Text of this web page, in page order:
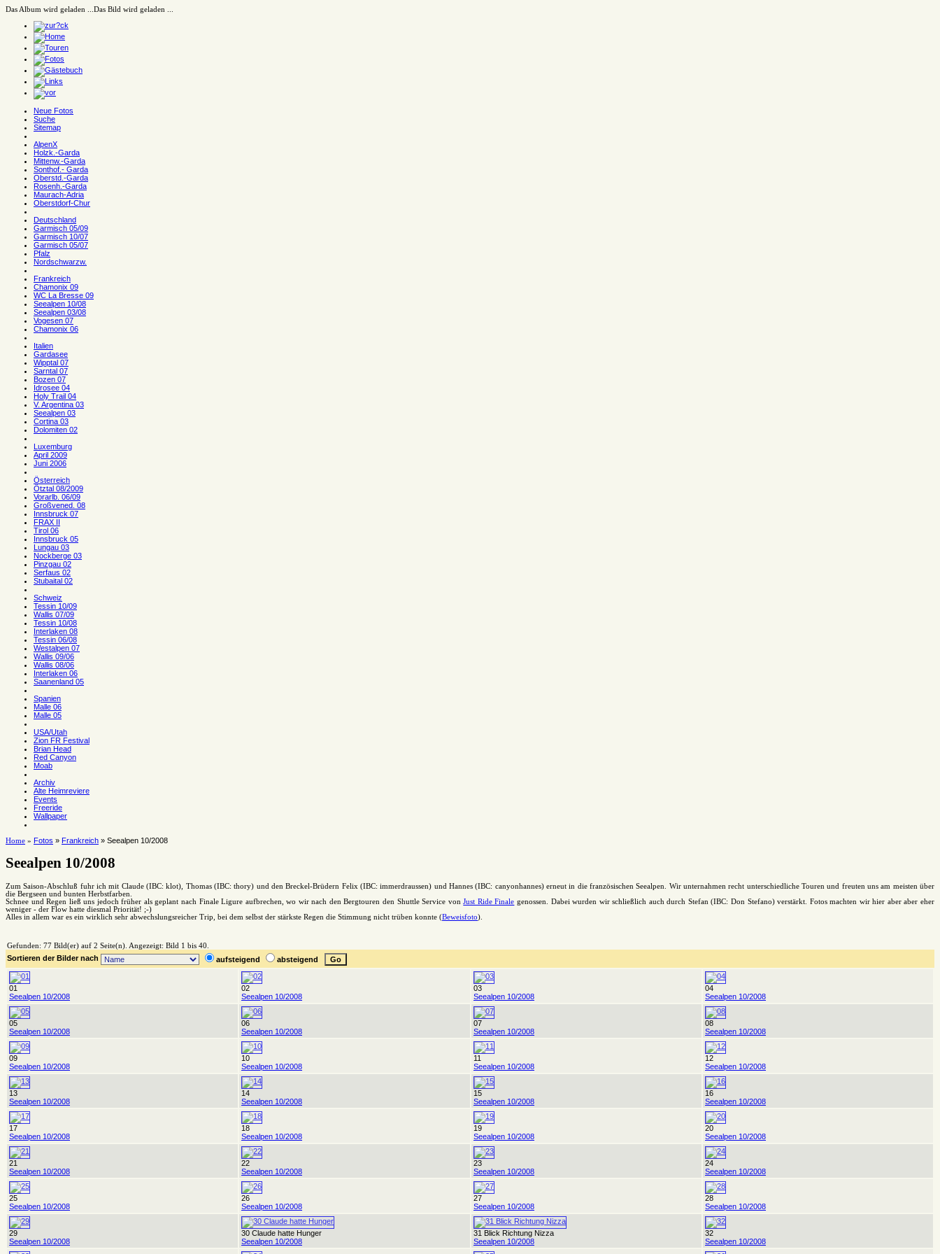
Das Album wird geladen ... Das Bild wird geladen ...
Neue Fotos
Suche
Sitemap
AlpenX
Holzk.-Garda
Mittenw.-Garda
Sonthof.- Garda
Oberstd.-Garda
Rosenh.-Garda
Maurach-Adria
Oberstdorf-Chur
Deutschland
Garmisch 05/09
Garmisch 10/07
Garmisch 05/07
Pfalz
Nordschwarzw.
Frankreich
Chamonix 09
WC La Bresse 09
Seealpen 10/08
Seealpen 03/08
Vogesen 07
Chamonix 06
Italien
Gardasee
Wipptal 07
Sarntal 07
Bozen 07
Idrosee 04
Holy Trail 04
V. Argentina 03
Seealpen 03
Cortina 03
Dolomiten 02
Luxemburg
April 2009
Juni 2006
Österreich
Ötztal 08/2009
Vorarlb. 06/09
Großvened. 08
Innsbruck 07
FRAX II
Tirol 06
Innsbruck 05
Lungau 03
Nockberge 03
Pinzgau 02
Serfaus 02
Stubaital 02
Schweiz
Tessin 10/09
Wallis 07/09
Tessin 10/08
Interlaken 08
Tessin 06/08
Westalpen 07
Wallis 09/06
Wallis 08/06
Interlaken 06
Saanenland 05
Spanien
Malle 06
Malle 05
USA/Utah
Zion FR Festival
Brian Head
Red Canyon
Moab
Archiv
Alte Heimreviere
Events
Freeride
Wallpaper
Home » Fotos » Frankreich » Seealpen 10/2008
Seealpen 10/2008
Zum Saison-Abschluß fuhr ich mit Claude (IBC: klot), Thomas (IBC: thory) und den Breckel-Brüdern Felix (IBC: immerdraussen) und Hannes (IBC: canyonhannes) erneut in die französischen Seealpen. Wir unternahmen recht unterschiedliche Touren und freuten uns am meisten über
die Bergseen und bunten Herbstfarben.
Schnee und Regen ließ uns jedoch früher als geplant nach Finale Ligure aufbrechen, wo wir nach den Bergtouren den Shuttle Service vonJust Ride Finale genossen. Dabei wurden wir schließlich auch durch Stefan (IBC: Don Stefano) verstärkt. Fotos machten wir hier aber aber eher
weniger - der Flow hatte diesmal Priorität! ;-)
Alles in allem war es ein wirklich sehr abwechslungsreicher Trip, bei dem selbst der stärkste Regen die Stimmung nicht trüben konnte (Beweisfoto).
Gefunden: 77 Bild(er) auf 2 Seite(n). Angezeigt: Bild 1 bis 40.
Sortieren der Bilder nach aufsteigend absteigend
01
Seealpen 10/2008
02
Seealpen 10/2008
03
Seealpen 10/2008
04
Seealpen 10/2008
05
Seealpen 10/2008
06
Seealpen 10/2008
07
Seealpen 10/2008
08
Seealpen 10/2008
09
Seealpen 10/2008
10
Seealpen 10/2008
11
Seealpen 10/2008
12
Seealpen 10/2008
13
Seealpen 10/2008
14
Seealpen 10/2008
15
Seealpen 10/2008
16
Seealpen 10/2008
17
Seealpen 10/2008
18
Seealpen 10/2008
19
Seealpen 10/2008
20
Seealpen 10/2008
21
Seealpen 10/2008
22
Seealpen 10/2008
23
Seealpen 10/2008
24
Seealpen 10/2008
25
Seealpen 10/2008
26
Seealpen 10/2008
27
Seealpen 10/2008
28
Seealpen 10/2008
29
Seealpen 10/2008
30 Claude hatte Hunger
Seealpen 10/2008
31 Blick Richtung Nizza
Seealpen 10/2008
32
Seealpen 10/2008